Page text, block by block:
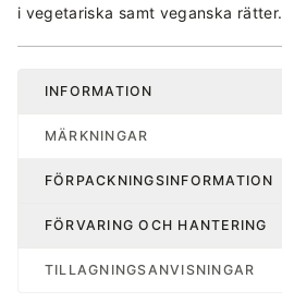
i vegetariska samt veganska rätter.
INFORMATION
MÄRKNINGAR
FÖRPACKNINGSINFORMATION
FÖRVARING OCH HANTERING
TILLAGNINGSANVISNINGAR